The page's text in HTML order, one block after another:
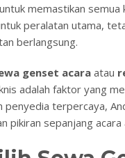
memastikan
peralatan utama,
berlangsung.
genset acara atau
adalah faktor yang
penyedia terpercaya,
pikiran sepanjang